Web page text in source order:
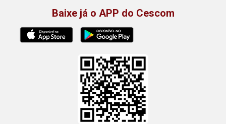
Baixe já o APP do Cescom